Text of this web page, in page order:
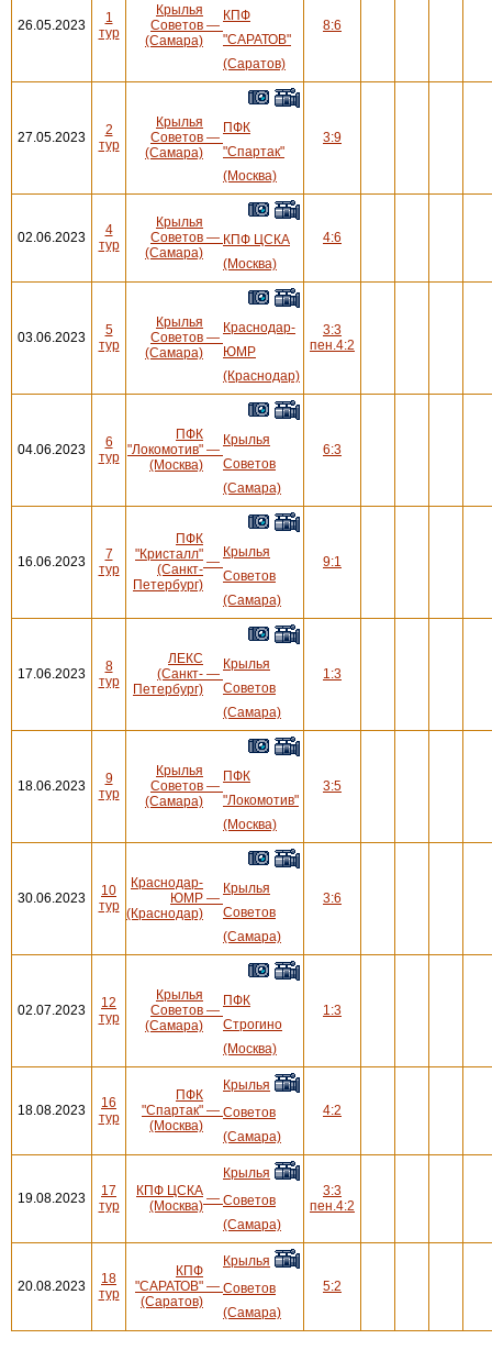
26.05.2023
1
тур
Крылья
Советов
(Самара)
—
КПФ
"САРАТОВ"
(Саратов)
8:6
27.05.2023
2
тур
Крылья
Советов
(Самара)
—
ПФК
"Спартак"
(Москва)
3:9
02.06.2023
4
тур
Крылья
Советов
(Самара)
— КПФ ЦСКА
(Москва)
4:6
03.06.2023
5
тур
Крылья
Советов
(Самара)
—
Краснодар-
ЮМР
(Краснодар)
3:3
пен.4:2
04.06.2023
6
тур
ПФК
"Локомотив"
(Москва)
—
Крылья
Советов
(Самара)
6:3
16.06.2023
7
тур
ПФК
"Кристалл"
(Санкт-
Петербург)
—
Крылья
Советов
(Самара)
9:1
17.06.2023
8
тур
ЛЕКС
(Санкт-
Петербург)
—
Крылья
Советов
(Самара)
1:3
18.06.2023
9
тур
Крылья
Советов
(Самара)
—
ПФК
"Локомотив"
(Москва)
3:5
30.06.2023
10
тур
Краснодар-
ЮМР
(Краснодар)
—
Крылья
Советов
(Самара)
3:6
02.07.2023
12
тур
Крылья
Советов
(Самара)
—
ПФК
Строгино
(Москва)
1:3
18.08.2023
16
тур
ПФК
"Спартак"
(Москва)
—
Крылья
Советов
(Самара)
4:2
19.08.2023
17
тур
КПФ ЦСКА
(Москва) —
Крылья
Советов
(Самара)
3:3
пен.4:2
20.08.2023
18
тур
КПФ
"САРАТОВ"
(Саратов)
—
Крылья
Советов
(Самара)
5:2